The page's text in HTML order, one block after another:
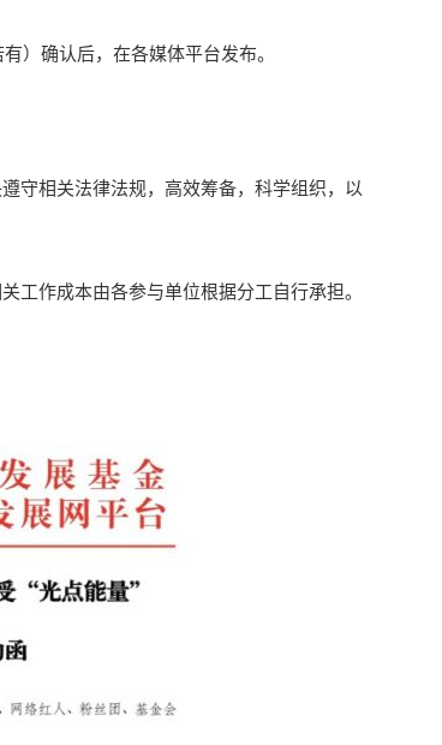
）确认后，在各媒体平台发布。
守相关法律法规，高效筹备，科学组织，以
工作成本由各参与单位根据分工自行承担。